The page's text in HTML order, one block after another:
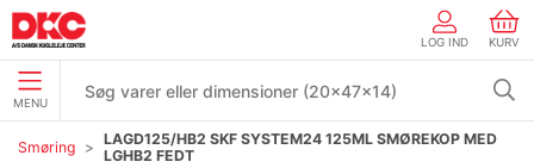
LOG IND KURV
MENU
Smøring
LAGD125/HB2 SKF SYSTEM24 125ML SMØREKOP MED
LGHB2 FEDT